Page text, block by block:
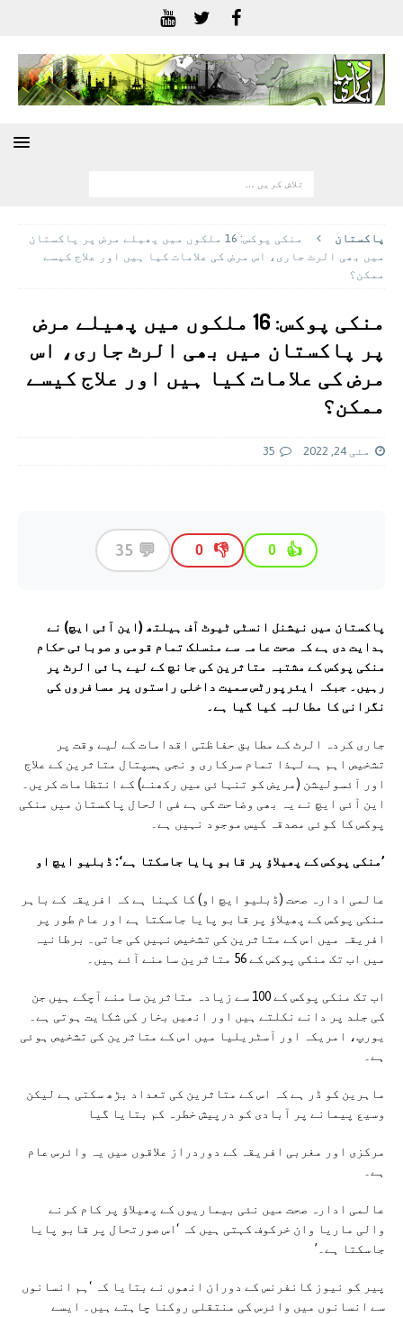
پاکستان
منکی پوکس: 16 ملکوں میں پھیلے مرض پر پاکستان
میں بھی الرٹ جاری، اس مرض کی علامات کیا ہیں اور علاج کیسے
ممکن؟
منکی پوکس: 16 ملکوں میں پھیلے مرض
پر پاکستان میں بھی الرٹ جاری، اس
مرض کی علامات کیا ہیں اور علاج کیسے
ممکن؟
مئی 24, 2022 35
👍
0
👎
0
💬
35
پاکستان میں نیشنل انسٹی ٹیوٹ آف ہیلتھ (این آئی ایچ) نے
ہدایت دی ہے کہ صحت عامہ سے منسلک تمام قومی و صوبائی حکام
منکی پوکس کے مشتبہ متاثرین کی جانچ کے لیے ہائی الرٹ پر
رہیں۔ جبکہ ایئرپورٹس سمیت داخلی راستوں پر مسافروں کی
نگرانی کا مطالبہ کیا گیا ہے۔
جاری کردہ الرٹ کے مطابق حفاظتی اقدامات کے لیے وقت پر
تشخیص اہم ہے لہذا تمام سرکاری و نجی ہسپتال متاثرین کے علاج
اور آئسولیشن (مریض کو تنہائی میں رکھنے) کے انتظامات کریں۔
این آئی ایچ نے یہ بھی وضاحت کی ہے فی الحال پاکستان میں منکی
پوکس کا کوئی مصدقہ کیس موجود نہیں ہے۔
’منکی پوکس کے پھیلاؤ پر قابو پایا جاسکتا ہے‘: ڈبلیو ایچ او
عالمی ادارہ صحت (ڈبلیو ایچ او) کا کہنا ہے کہ افریقہ کے باہر
منکی پوکس کے پھیلاؤ پر قابو پایا جاسکتا ہے اور عام طور پر
افریقہ میں اس کے متاثرین کی تشخیص نہیں کی جاتی۔ برطانیہ
میں اب تک منکی پوکس کے 56 متاثرین سامنے آئے ہیں۔
اب تک منکی پوکس کے 100 سے زیادہ متاثرین سامنے آچکے ہیں جن
کی جلد پر دانے نکلتے ہیں اور انھیں بخار کی شکایت ہوتی ہے۔
یورپ، امریکہ اور آسٹریلیا میں اس کے متاثرین کی تشخیص ہوئی
ہے۔
ماہرین کو ڈر ہے کہ اس کے متاثرین کی تعداد بڑھ سکتی ہے لیکن
وسیع پیمانے پر آبادی کو درپیش خطرہ کم بتایا گیا
مرکزی اور مغربی افریقہ کے دوردراز علاقوں میں یہ وائرس عام
ہے۔
عالمی ادارہ صحت میں نئی بیماریوں کے پھیلاؤ پر کام کرنے
والی ماریا وان خرکوف کہتی ہیں کہ ‘اس صورتحال پر قابو پایا
جاسکتا ہے۔’
پیر کو نیوز کانفرنس کے دوران انھوں نے بتایا کہ ‘ہم انسانوں
سے انسانوں میں وائرس کی منتقلی روکنا چاہتے ہیں۔ ایسے